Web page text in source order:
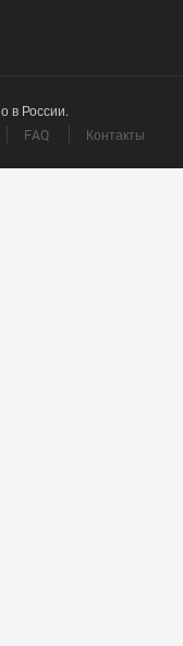
в России.
FAQ Контакты